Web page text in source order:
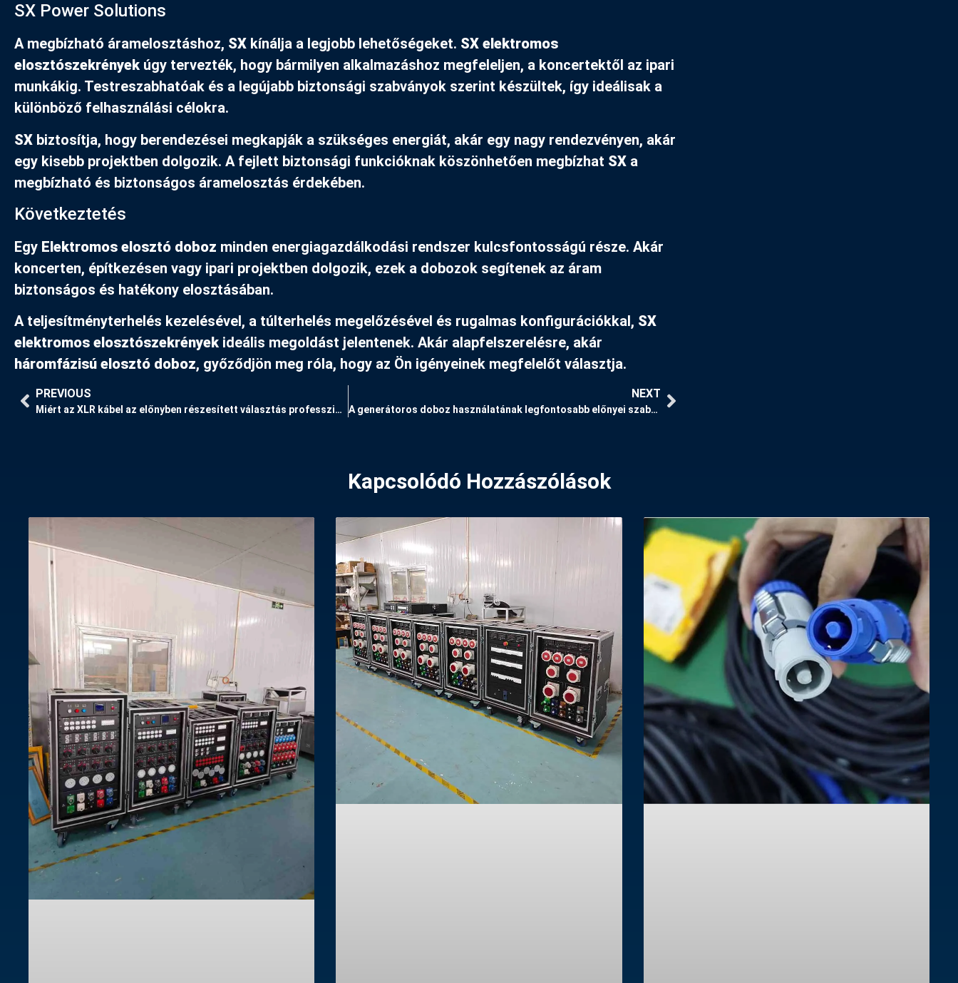
SX Power Solutions
A megbízható áramelosztáshoz, SX kínálja a legjobb lehetőségeket. SX elektromos
elosztószekrények úgy tervezték, hogy bármilyen alkalmazáshoz megfeleljen, a koncertektől az ipari
munkákig. Testreszabhatóak és a legújabb biztonsági szabványok szerint készültek, így ideálisak a
különböző felhasználási célokra.
SX biztosítja, hogy berendezései megkapják a szükséges energiát, akár egy nagy rendezvényen, akár
egy kisebb projektben dolgozik. A fejlett biztonsági funkcióknak köszönhetően megbízhat SX a
megbízható és biztonságos áramelosztás érdekében.
Következtetés
Egy Elektromos elosztó doboz minden energiagazdálkodási rendszer kulcsfontosságú része. Akár
koncerten, építkezésen vagy ipari projektben dolgozik, ezek a dobozok segítenek az áram
biztonságos és hatékony elosztásában.
A teljesítményterhelés kezelésével, a túlterhelés megelőzésével és rugalmas konfigurációkkal, SX
elektromos elosztószekrények ideális megoldást jelentenek. Akár alapfelszerelésre, akár
háromfázisú elosztó doboz, győződjön meg róla, hogy az Ön igényeinek megfelelőt választja.
PREVIOUS
Miért az XLR kábel az előnyben részesített választás professzionális audio alkalmazásokhoz？
NEXT
A generátoros doboz használatának legfontosabb előnyei szabadtéri rendezvényekhez
Kapcsolódó Hozzászólások